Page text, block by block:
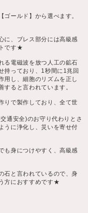
ールド】から選べます。
に、ブレス部分には高級感
です★
る電磁波を放つ人工の鉱石
持っており、1秒間に1兆回
用し、細胞のリズムを正し
ると言われています。
りで製作しており、全て世
通安全)のお守り代わりとさ
うに浄化し、災いを寄せ付
も身につけやすく、高級感
石と言われているので、身
方におすすめです★